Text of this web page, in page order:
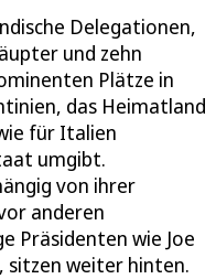
Delegationen,
und zehn
Plätze in
das Heimatland
für Italien
umgibt.
von ihrer
anderen
Präsidenten wie Joe
sitzen weiter hinten.